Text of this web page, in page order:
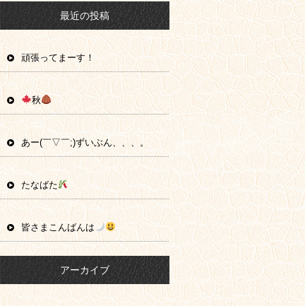
最近の投稿
頑張ってまーす！
秋
あー(￣▽￣;)ずいぶん、、、。
たなばた
皆さまこんばんは
アーカイブ